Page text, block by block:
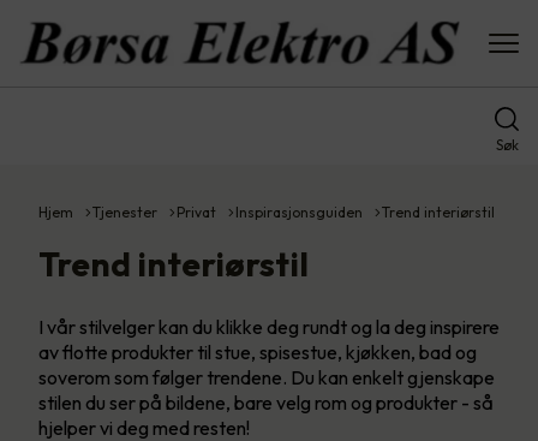
Søk
Hjem Tjenester Privat Inspirasjonsguiden Trend interiørstil
Trend interiørstil
I vår stilvelger kan du klikke deg rundt og la deg inspirere
av flotte produkter til stue, spisestue, kjøkken, bad og
soverom som følger trendene. Du kan enkelt gjenskape
stilen du ser på bildene, bare velg rom og produkter - så
hjelper vi deg med resten!